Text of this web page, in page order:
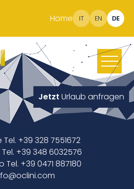
Home IT EN DE
Jetzt Urlaub anfragen
Tel. +39 328 7551672
Tel. +39 348 6032576
Tel. +39 0471 887180